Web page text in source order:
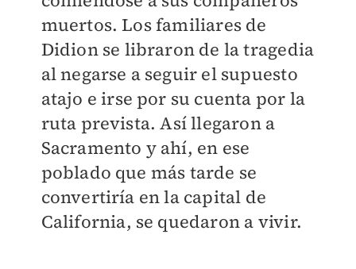
muertos. Los familiares de
Didion se libraron de la tragedia
al negarse a seguir el supuesto
atajo e irse por su cuenta por la
ruta prevista. Así llegaron a
Sacramento y ahí, en ese
poblado que más tarde se
convertiría en la capital de
California, se quedaron a vivir.